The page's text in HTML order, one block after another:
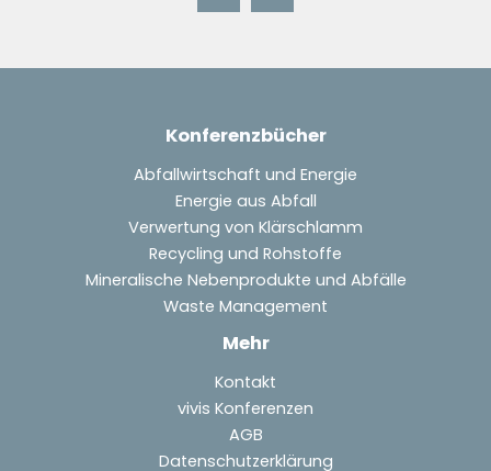
Konferenzbücher
Abfallwirtschaft und Energie
Energie aus Abfall
Verwertung von Klärschlamm
Recycling und Rohstoffe
Mineralische Nebenprodukte und Abfälle
Waste Management
Mehr
Kontakt
vivis Konferenzen
AGB
Datenschutzerklärung